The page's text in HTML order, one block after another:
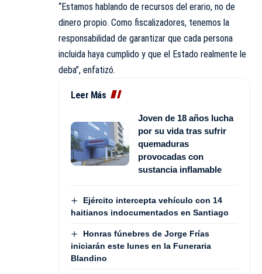
“Estamos hablando de recursos del erario, no de
dinero propio. Como fiscalizadores, tenemos la
responsabilidad de garantizar que cada persona
incluida haya cumplido y que el Estado realmente le
deba”, enfatizó.
Leer Más
Joven de 18 años lucha
por su vida tras sufrir
quemaduras
provocadas con
sustancia inflamable
Ejército intercepta vehículo con 14
haitianos indocumentados en Santiago
Honras fúnebres de Jorge Frías
iniciarán este lunes en la Funeraria
Blandino